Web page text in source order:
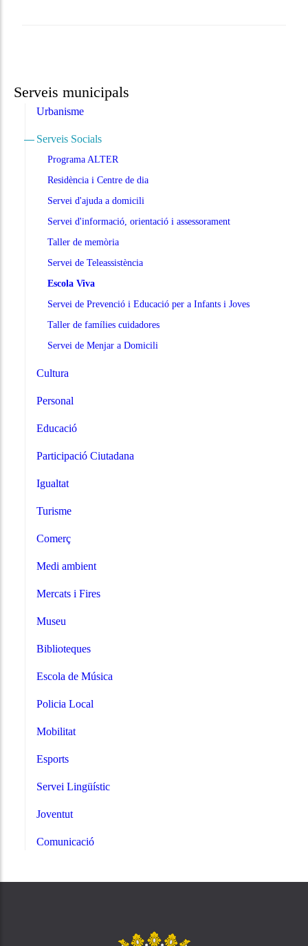
Serveis municipals
Urbanisme
Serveis Socials
Programa ALTER
Residència i Centre de dia
Servei d'ajuda a domicili
Servei d'informació, orientació i assessorament
Taller de memòria
Servei de Teleassistència
Escola Viva
Servei de Prevenció i Educació per a Infants i Joves
Taller de famílies cuidadores
Servei de Menjar a Domicili
Cultura
Personal
Educació
Participació Ciutadana
Igualtat
Turisme
Comerç
Medi ambient
Mercats i Fires
Museu
Biblioteques
Escola de Música
Policia Local
Mobilitat
Esports
Servei Lingüístic
Joventut
Comunicació